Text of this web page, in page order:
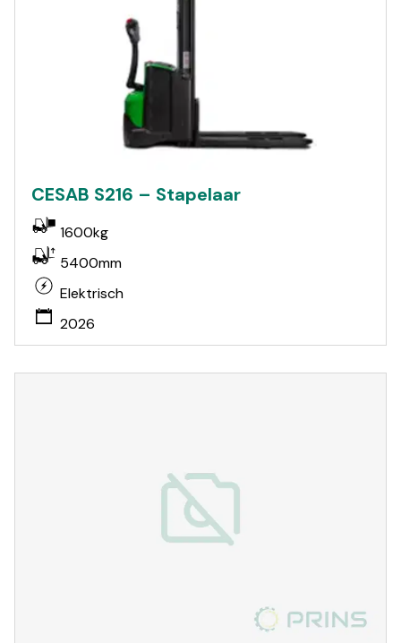
CESAB S216 – Stapelaar
1600kg
5400mm
Elektrisch
2026